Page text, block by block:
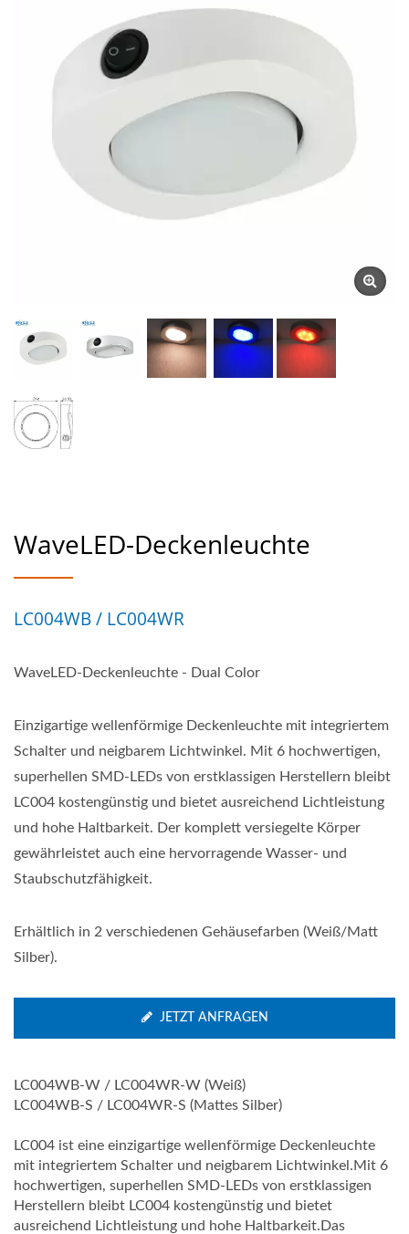
WaveLED-Deckenleuchte
LC004WB / LC004WR
WaveLED-Deckenleuchte - Dual Color
Einzigartige wellenförmige Deckenleuchte mit integriertem
Schalter und neigbarem Lichtwinkel. Mit 6 hochwertigen,
superhellen SMD-LEDs von erstklassigen Herstellern bleibt
LC004 kostengünstig und bietet ausreichend Lichtleistung
und hohe Haltbarkeit. Der komplett versiegelte Körper
gewährleistet auch eine hervorragende Wasser- und
Staubschutzfähigkeit.
Erhältlich in 2 verschiedenen Gehäusefarben (Weiß/Matt
Silber).
JETZT ANFRAGEN
LC004WB-W / LC004WR-W (Weiß)
LC004WB-S / LC004WR-S (Mattes Silber)
LC004 ist eine einzigartige wellenförmige Deckenleuchte
mit integriertem Schalter und neigbarem Lichtwinkel.Mit 6
hochwertigen, superhellen SMD-LEDs von erstklassigen
Herstellern bleibt LC004 kostengünstig und bietet
ausreichend Lichtleistung und hohe Haltbarkeit.Das